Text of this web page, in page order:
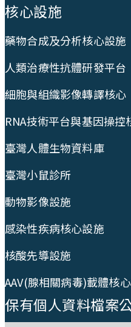
核心設施
藥物合成及分析核心設施
人類治療性抗體研發平台
細胞與組織影像轉譯核心
RNA技術平台與基因操控
臺灣人體生物資料庫
臺灣小鼠診所
動物影像設施
感染性疾病核心設施
核酸先導設施
AAV(腺相關病毒)載體核
保有個人資料檔案